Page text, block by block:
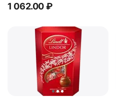
1 062.00₽